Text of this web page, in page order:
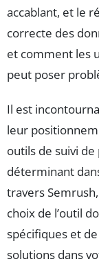
accablant, et le
correcte des
et comment les
peut poser
Il est
leur
outils de suivi
déterminant
travers
choix de l’outil
spécifiques et
solutions dans